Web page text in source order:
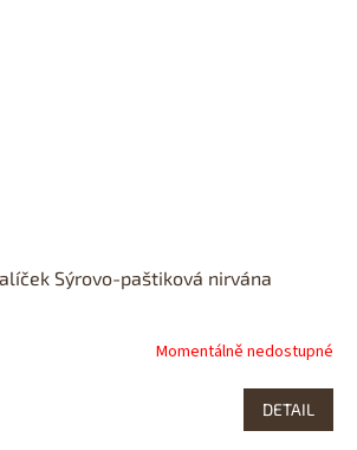
Sýrovo-paštiková nirvána
Momentálně nedostupné
DETAIL